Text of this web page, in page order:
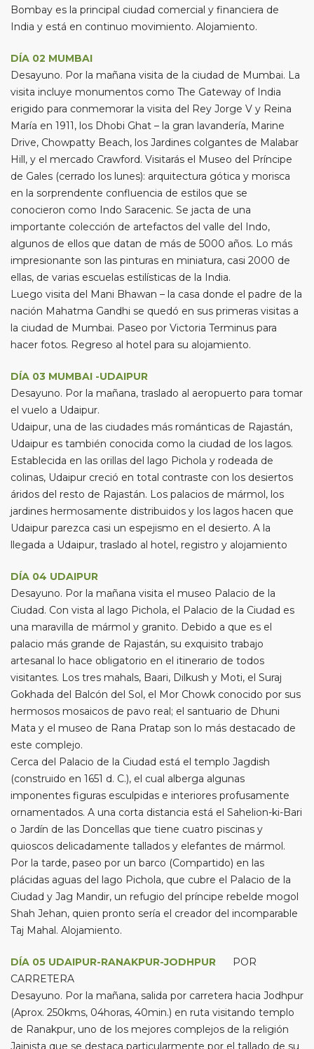
Bombay es la principal ciudad comercial y financiera de
India y está en continuo movimiento. Alojamiento.
DÍA 02 MUMBAI
Desayuno. Por la mañana visita de la ciudad de Mumbai. La
visita incluye monumentos como The Gateway of India
erigido para conmemorar la visita del Rey Jorge V y Reina
María en 1911, los Dhobi Ghat – la gran lavandería, Marine
Drive, Chowpatty Beach, los Jardines colgantes de Malabar
Hill, y el mercado Crawford. Visitarás el Museo del Príncipe
de Gales (cerrado los lunes): arquitectura gótica y morisca
en la sorprendente confluencia de estilos que se
conocieron como Indo Saracenic. Se jacta de una
importante colección de artefactos del valle del Indo,
algunos de ellos que datan de más de 5000 años. Lo más
impresionante son las pinturas en miniatura, casi 2000 de
ellas, de varias escuelas estilísticas de la India.
Luego visita del Mani Bhawan – la casa donde el padre de la
nación Mahatma Gandhi se quedó en sus primeras visitas a
la ciudad de Mumbai. Paseo por Victoria Terminus para
hacer fotos. Regreso al hotel para su alojamiento.
DÍA 03 MUMBAI -UDAIPUR
Desayuno. Por la mañana, traslado al aeropuerto para tomar
el vuelo a Udaipur.
Udaipur, una de las ciudades más románticas de Rajastán,
Udaipur es también conocida como la ciudad de los lagos.
Establecida en las orillas del lago Pichola y rodeada de
colinas, Udaipur creció en total contraste con los desiertos
áridos del resto de Rajastán. Los palacios de mármol, los
jardines hermosamente distribuidos y los lagos hacen que
Udaipur parezca casi un espejismo en el desierto. A la
llegada a Udaipur, traslado al hotel, registro y alojamiento
DÍA 04 UDAIPUR
Desayuno. Por la mañana visita el museo Palacio de la
Ciudad. Con vista al lago Pichola, el Palacio de la Ciudad es
una maravilla de mármol y granito. Debido a que es el
palacio más grande de Rajastán, su exquisito trabajo
artesanal lo hace obligatorio en el itinerario de todos
visitantes. Los tres mahals, Baari, Dilkush y Moti, el Suraj
Gokhada del Balcón del Sol, el Mor Chowk conocido por sus
hermosos mosaicos de pavo real; el santuario de Dhuni
Mata y el museo de Rana Pratap son lo más destacado de
este complejo.
Cerca del Palacio de la Ciudad está el templo Jagdish
(construido en 1651 d. C.), el cual alberga algunas
imponentes figuras esculpidas e interiores profusamente
ornamentados. A una corta distancia está el Sahelion-ki-Bari
o Jardín de las Doncellas que tiene cuatro piscinas y
quioscos delicadamente tallados y elefantes de mármol.
Por la tarde, paseo por un barco (Compartido) en las
plácidas aguas del lago Pichola, que cubre el Palacio de la
Ciudad y Jag Mandir, un refugio del príncipe rebelde mogol
Shah Jehan, quien pronto sería el creador del incomparable
Taj Mahal. Alojamiento.
DÍA 05 UDAIPUR-RANAKPUR-JODHPUR POR
CARRETERA
Desayuno. Por la mañana, salida por carretera hacia Jodhpur
(Aprox. 250kms, 04horas, 40min.) en ruta visitando templo
de Ranakpur, uno de los mejores complejos de la religión
Jainista que se destaca particularmente por el tallado de su